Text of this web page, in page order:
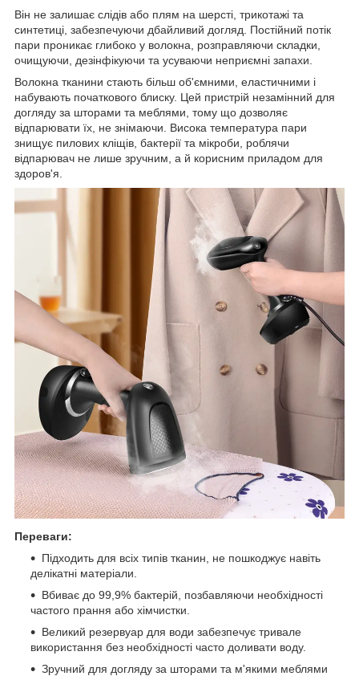
Він не залишає слідів або плям на шерсті, трикотажі та
синтетиці, забезпечуючи дбайливий догляд. Постійний потік
пари проникає глибоко у волокна, розправляючи складки,
очищуючи, дезінфікуючи та усуваючи неприємні запахи.
Волокна тканини стають більш об'ємними, еластичними і
набувають початкового блиску. Цей пристрій незамінний для
догляду за шторами та меблями, тому що дозволяє
відпарювати їх, не знімаючи. Висока температура пари
знищує пилових кліщів, бактерії та мікроби, роблячи
відпарювач не лише зручним, а й корисним приладом для
здоров'я.
Переваги:
Підходить для всіх типів тканин, не пошкоджує навіть
делікатні матеріали.
Вбиває до 99,9% бактерій, позбавляючи необхідності
частого прання або хімчистки.
Великий резервуар для води забезпечує тривале
використання без необхідності часто доливати воду.
Зручний для догляду за шторами та м'якими меблями